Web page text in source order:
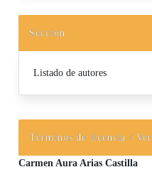
Sección
Listado de autores
Términos de licencia/ Ver
Carmen Aura Arias Castilla